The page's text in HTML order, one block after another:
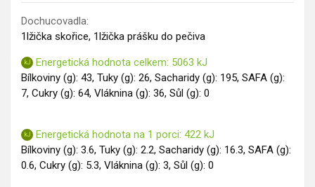
Dochucovadla:
1lžička skořice, 1lžička prášku do pečiva
Energetická hodnota celkem: 5063 kJ
Bílkoviny (g): 43, Tuky (g): 26, Sacharidy (g): 195, SAFA (g):
7, Cukry (g): 64, Vláknina (g): 36, Sůl (g): 0
Energetická hodnota na 1 porci: 422 kJ
Bílkoviny (g): 3.6, Tuky (g): 2.2, Sacharidy (g): 16.3, SAFA (g):
0.6, Cukry (g): 5.3, Vláknina (g): 3, Sůl (g): 0